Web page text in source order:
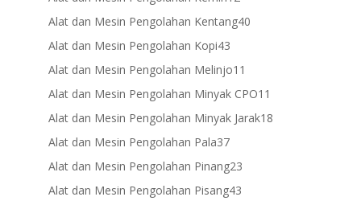
products
Alat dan Mesin Pengolahan Kentang4040
Alat dan Mesin Pengolahan Kopi4343
products
Alat dan Mesin Pengolahan Melinjo11
products
Alat dan Mesin Pengolahan Minyak CPO11
products
Alat dan Mesin Pengolahan Minyak Jarak1818
Alat dan Mesin Pengolahan Pala3737
products
Alat dan Mesin Pengolahan Pinang2323
Alat dan Mesin Pengolahan Pisang4343